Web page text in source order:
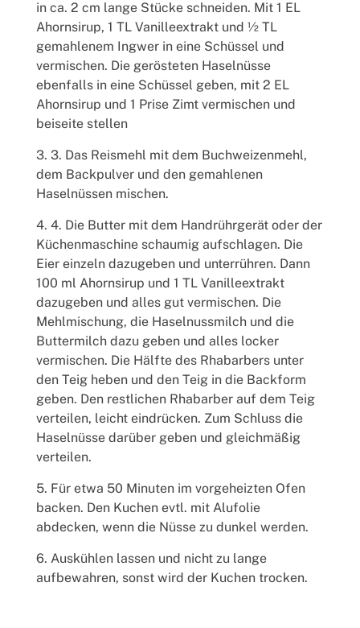
in ca. 2 cm lange Stücke schneiden. Mit 1 EL
Ahornsirup, 1 TL Vanilleextrakt und ½ TL
gemahlenem Ingwer in eine Schüssel und
vermischen. Die gerösteten Haselnüsse
ebenfalls in eine Schüssel geben, mit 2 EL
Ahornsirup und 1 Prise Zimt vermischen und
beiseite stellen
3. Das Reismehl mit dem Buchweizenmehl,
dem Backpulver und den gemahlenen
Haselnüssen mischen.
4. Die Butter mit dem Handrührgerät oder der
Küchenmaschine schaumig aufschlagen. Die
Eier einzeln dazugeben und unterrühren. Dann
100 ml Ahornsirup und 1 TL Vanilleextrakt
dazugeben und alles gut vermischen. Die
Mehlmischung, die Haselnussmilch und die
Buttermilch dazu geben und alles locker
vermischen. Die Hälfte des Rhabarbers unter
den Teig heben und den Teig in die Backform
geben. Den restlichen Rhabarber auf dem Teig
verteilen, leicht eindrücken. Zum Schluss die
Haselnüsse darüber geben und gleichmäßig
verteilen.
Für etwa 50 Minuten im vorgeheizten Ofen
backen. Den Kuchen evtl. mit Alufolie
abdecken, wenn die Nüsse zu dunkel werden.
Auskühlen lassen und nicht zu lange
aufbewahren, sonst wird der Kuchen trocken.